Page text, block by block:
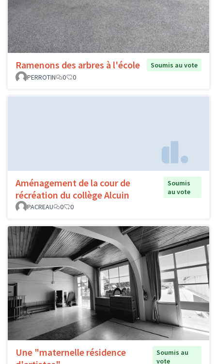
Ramenons des arbres à l'école
Soumis au vote
PERROTIN
0 0
Aménagement de la cour de
récréation du collège Alcuin
Soumis
au vote
PACREAU
0 0
Une "maternelle résidence
Soumis au
vote